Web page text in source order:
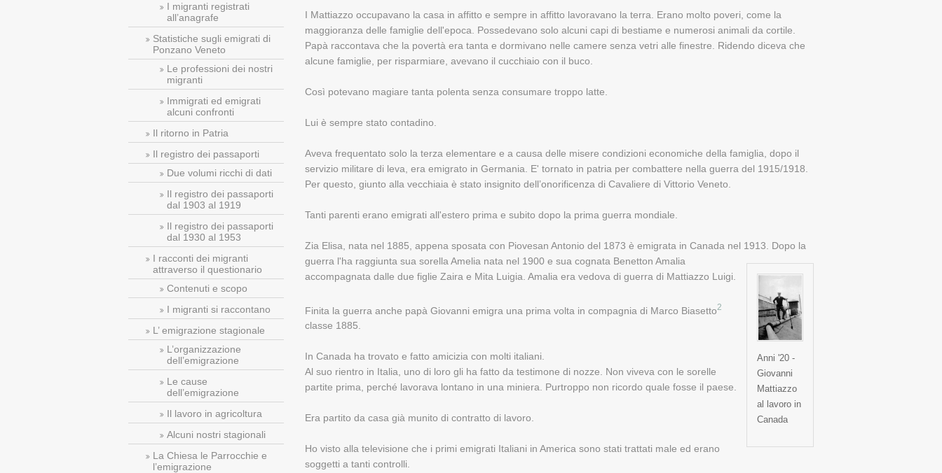
I migranti registrati
all’anagrafe
Statistiche sugli emigrati di
Ponzano Veneto
Le professioni dei nostri
migranti
Immigrati ed emigrati
alcuni confronti
Il ritorno in Patria
Il registro dei passaporti
Due volumi ricchi di dati
Il registro dei passaporti
dal 1903 al 1919
Il registro dei passaporti
dal 1930 al 1953
I racconti dei migranti
attraverso il questionario
Contenuti e scopo
I migranti si raccontano
L’ emigrazione stagionale
L’organizzazione
dell’emigrazione
Le cause
dell’emigrazione
Il lavoro in agricoltura
Alcuni nostri stagionali
La Chiesa le Parrocchie e
l’emigrazione
I Mattiazzo occupavano la casa in affitto e sempre in affitto lavoravano la terra. Erano molto poveri, come la
maggioranza delle famiglie dell'epoca. Possedevano solo alcuni capi di bestiame e numerosi animali da cortile.
Papà raccontava che la povertà era tanta e dormivano nelle camere senza vetri alle finestre. Ridendo diceva che
alcune famiglie, per risparmiare, avevano il cucchiaio con il buco.
Così potevano magiare tanta polenta senza consumare troppo latte.
Lui è sempre stato contadino.
Aveva frequentato solo la terza elementare e a causa delle misere condizioni economiche della famiglia, dopo il
servizio militare di leva, era emigrato in Germania. E' tornato in patria per combattere nella guerra del 1915/1918.
Per questo, giunto alla vecchiaia è stato insignito dell’onorificenza di Cavaliere di Vittorio Veneto.
Tanti parenti erano emigrati all'estero prima e subito dopo la prima guerra mondiale.
Zia Elisa, nata nel 1885, appena sposata con Piovesan Antonio del 1873 è emigrata in Canada nel 1913.
Anni '20 -
Giovanni
Mattiazzo
al lavoro in
Canada
Dopo la
guerra l'ha raggiunta sua sorella Amelia nata nel 1900 e sua cognata Benetton Amalia
accompagnata dalle due figlie Zaira e Mita Luigia. Amalia era vedova di guerra di Mattiazzo Luigi.
Finita la guerra anche papà Giovanni emigra una prima volta in compagnia di Marco Biasetto2
classe 1885.
In Canada ha trovato e fatto amicizia con molti italiani.
Al suo rientro in Italia, uno di loro gli ha fatto da testimone di nozze. Non viveva con le sorelle
partite prima, perché lavorava lontano in una miniera. Purtroppo non ricordo quale fosse il paese.
Era partito da casa già munito di contratto di lavoro.
Ho visto alla televisione che i primi emigrati Italiani in America sono stati trattati male ed erano
soggetti a tanti controlli.